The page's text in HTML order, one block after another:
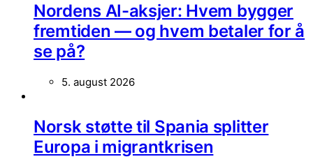
Nordens AI-aksjer: Hvem bygger
fremtiden — og hvem betaler for å
se på?
5. august 2026
Norsk støtte til Spania splitter
Europa i migrantkrisen